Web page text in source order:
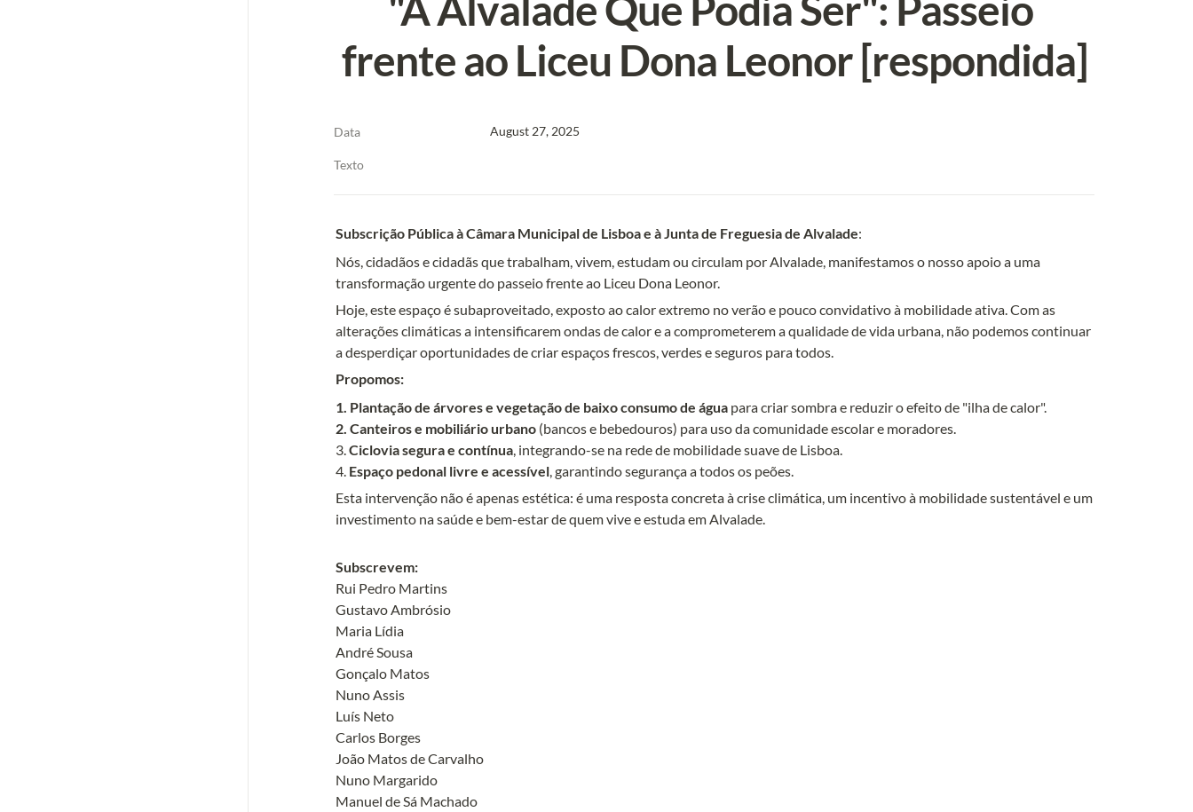
frente ao Liceu Dona Leonor [respondida]
Data August 27, 2025
Texto
Subscrição Pública à Câmara Municipal de Lisboa e à Junta de Freguesia de Alvalade:
Nós, cidadãos e cidadãs que trabalham, vivem, estudam ou circulam por Alvalade, manifestamos o nosso apoio a uma
transformação urgente do passeio frente ao Liceu Dona Leonor.
Hoje, este espaço é subaproveitado, exposto ao calor extremo no verão e pouco convidativo à mobilidade ativa. Com as
alterações climáticas a intensificarem ondas de calor e a comprometerem a qualidade de vida urbana, não podemos continuar
Propomos:
1. Plantação de árvores e vegetação de baixo consumo de água
2. Canteiros e mobiliário urbano (bancos e bebedouros) para uso da comunidade escolar e moradores.
3. Ciclovia segura e contínua, integrando-se na rede de mobilidade suave de Lisboa.
4. Espaço pedonal livre e acessível, garantindo segurança a todos os peões.
Esta intervenção não é apenas estética: é uma resposta concreta à crise climática, um incentivo à mobilidade sustentável e um
investimento na saúde e bem-estar de quem vive e estuda em Alvalade.
Rui Pedro Martins
Gustavo Ambrósio
Maria Lídia
André Sousa
Gonçalo Matos
Nuno Assis
Luís Neto
Carlos Borges
João Matos de Carvalho
Nuno Margarido
Manuel de Sá Machado